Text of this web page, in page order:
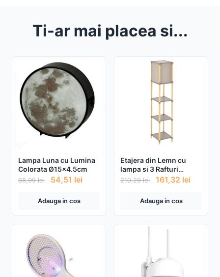
Ti-ar mai placea si...
Lampa Luna cu Lumina
Colorata Ø15x4.5cm
68,99lei 54,51 lei
Adauga in cos
Etajera din Lemn cu
lampa si 3 Rafturi
29x25x133cm
210,29lei 161,32 lei
Adauga in cos